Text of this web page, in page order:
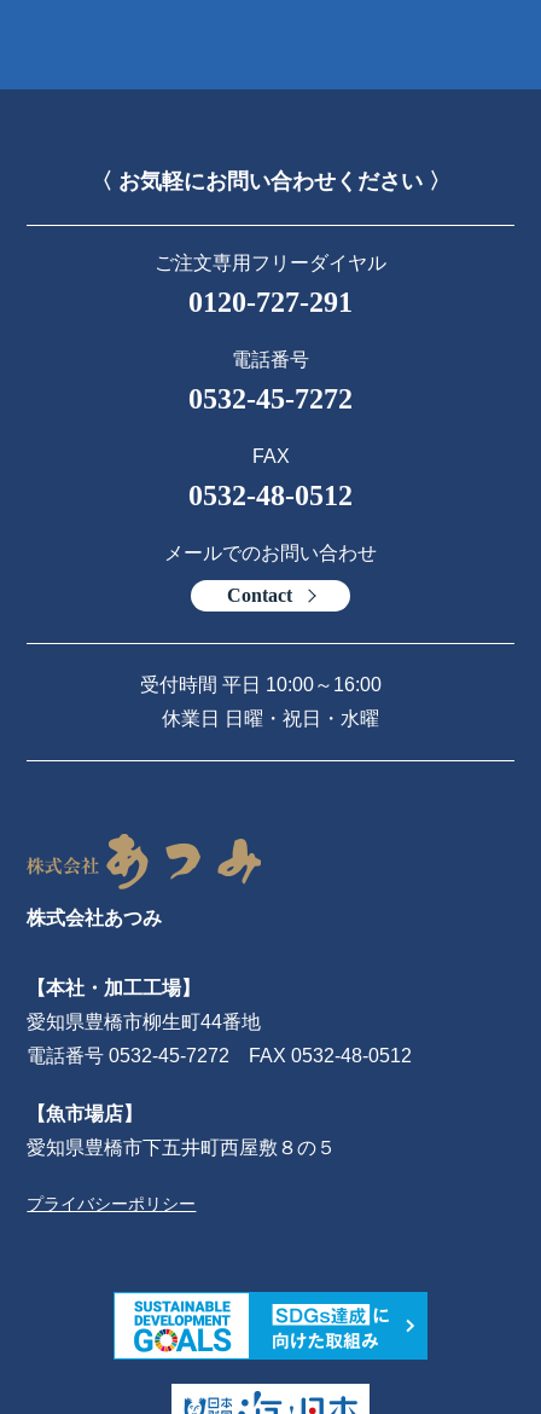
株式会社あつみ
【本社・加工工場】
愛知県豊橋市柳生町44番地
電話番号 0532-45-7272 FAX 0532-48-0512
【魚市場店】
愛知県豊橋市下五井町西屋敷８の５
プライバシーポリシー
〈 お気軽にお問い合わせください 〉
ご注文専用フリーダイヤル
0120-727-291
電話番号
0532-45-7272
FAX
0532-48-0512
メールでのお問い合わせ
Contact
受付時間 平日 10:00～16:00
休業日 日曜・祝日・水曜